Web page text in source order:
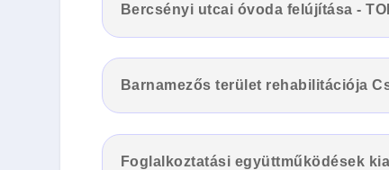
Bercsényi utcai óvoda felújítása -
Barnamezős terület rehabilitációja
Foglalkoztatási együttműködések